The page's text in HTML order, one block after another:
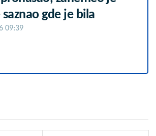
gde je bila
09:39